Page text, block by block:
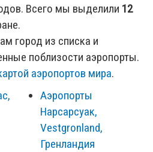
Всего мы выделили 12
город из списка и
поблизости аэропорты.
аэропортов мира.
Аэропорты
Нарсарсуак,
Vestgronland,
Гренландия